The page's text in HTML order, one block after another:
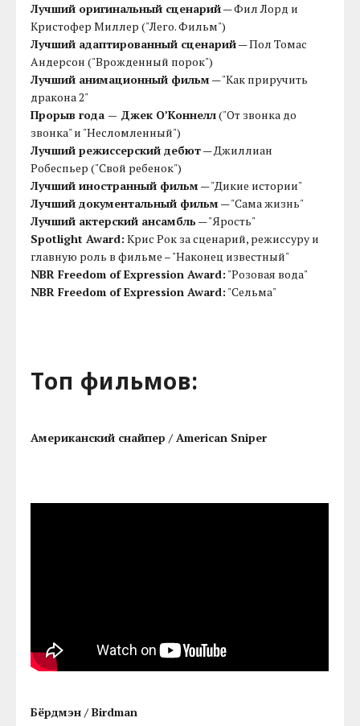
Лучший оригинальный сценарий— Фил Лорд и
Кристофер Миллер ("Лего. Фильм")
Лучший адаптированный сценарий— Пол Томас
Андерсон ("Врожденный порок")
Лучший анимационный фильм— "Как приручить
дракона 2"
Прорыв года — Джек О’Коннелл("От звонка до
звонка" и "Несломленный")
Лучший режиссерский дебют— Джиллиан
Робеспьер ("Свой ребенок")
Лучший иностранный фильм— "Дикие истории"
Лучший документальный фильм— "Сама жизнь"
Лучший актерский ансамбль— "Ярость"
Spotlight Award: Крис Рок за сценарий, режиссуру и
главную роль в фильме – "Наконец известный"
NBR Freedom of Expression Award: "Розовая вода"
NBR Freedom of Expression Award: "Сельма"
Топ фильмов:
Американский снайпер / American Sniper
Бёрдмэн / Birdman